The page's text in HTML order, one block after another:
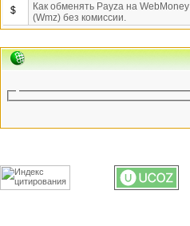
$
Как обменять Payza на WebMoney
(Wmz) без комиссии.